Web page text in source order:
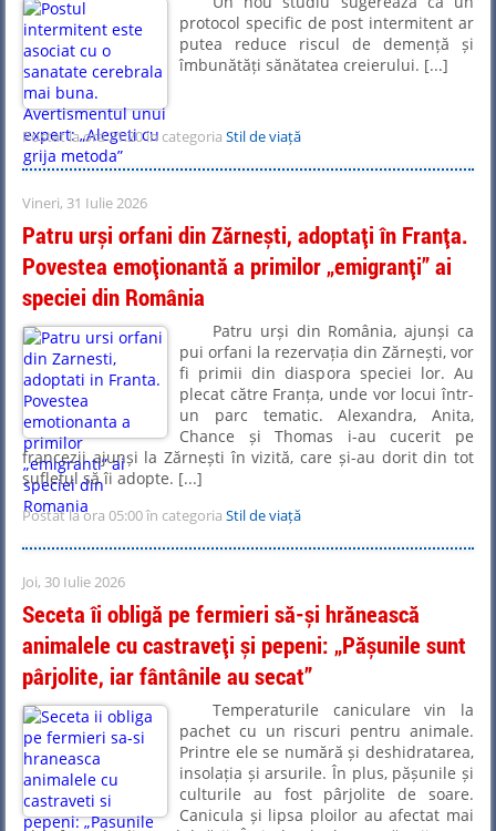
protocol specific de post intermitent ar
putea reduce riscul de demență și
îmbunătăți sănătatea creierului. [...]
Postat la ora 21:20 în categoria Stil de viață
Vineri, 31 Iulie 2026
Patru urși orfani din Zărnești, adoptați în Franța.
Povestea emoționantă a primilor „emigranți” ai
speciei din România
Patru urși din România, ajunși ca
pui orfani la rezervația din Zărnești, vor
fi primii din diaspora speciei lor. Au
plecat către Franța, unde vor locui într-
un parc tematic. Alexandra, Anita,
Chance și Thomas i-au cucerit pe
francezii ajunși la Zărnești în vizită, care și-au dorit din tot
sufletul să îi adopte. [...]
Postat la ora 05:00 în categoria Stil de viață
Joi, 30 Iulie 2026
Seceta îi obligă pe fermieri să-și hrănească
animalele cu castraveți și pepeni: „Pășunile sunt
pârjolite, iar fântânile au secat”
Temperaturile caniculare vin la
pachet cu un riscuri pentru animale.
Printre ele se numără și deshidratarea,
insolația și arsurile. În plus, pășunile și
culturile au fost pârjolite de soare.
Canicula și lipsa ploilor au afectat mai